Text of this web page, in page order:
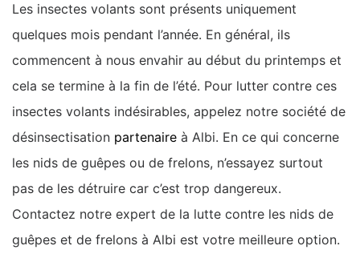
Les insectes volants sont présents uniquement
quelques mois pendant l’année. En général, ils
commencent à nous envahir au début du printemps et
cela se termine à la fin de l’été. Pour lutter contre ces
insectes volants indésirables, appelez notre société de
désinsectisation partenaire à Albi. En ce qui concerne
les nids de guêpes ou de frelons, n’essayez surtout
pas de les détruire car c’est trop dangereux.
Contactez notre expert de la lutte contre les nids de
guêpes et de frelons à Albi est votre meilleure option.